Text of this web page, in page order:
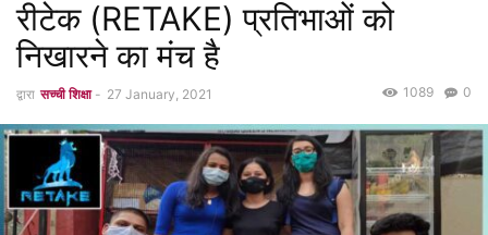
रीटेक (RETAKE) प्रतिभाओं को
निखारने का मंच है
द्वारा सच्ची शिक्षा - 27 January, 2021 0
1089